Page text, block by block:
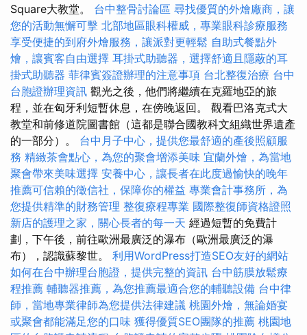
Square大教堂。 台中整骨討論區 尋找優質的外燴廠商，讓
您的活動無懈可擊 北部地區眼科權威，專業眼科診療服務
享受便捷的到府外燴服務，讓派對更輕鬆 自助式餐點外
燴，讓賓客自由選擇 耳掛式助聽器，選擇舒適且隱蔽的耳
掛式助聽器 菲律賓簽證辦理的注意事項 台北整復治療 台中
台胞證辦理資訊 觀光之後，他們將繼續在克羅地亞的旅
程，並在匈牙利短暫休息，在傍晚返回。 觀看巴洛克式大
教堂和前修道院圖書館（這都是聯合國教科文組織世界遺產
的一部分）。 台中月子中心，提供您最舒適的產後照顧服
務 精緻茶會點心，為您的聚會增添美味 宜蘭外燴，為當地
聚會帶來美味選擇 安養中心，讓長者在此度過愉快的晚年
推薦可信賴的徵信社，保障你的權益 專業會計事務所，為
您提供精準的財務管理 整復療程專業 國際整復師資格證照
新店的護理之家，關心長者的每一天 經過短暫的免費計
劃，下午後，前往歐洲最廣泛的瀑布（歐洲最廣泛的瀑
布），認識蘇黎世。 利用WordPress打造SEO友好的網站
如何在台中辦理台胞證，提供完整的資訊 台中筋膜放鬆療
程推薦 輔聽器推薦，為您推薦最適合您的輔聽設備 台中律
師，當地專業律師為您提供法律建議 桃園外燴，無論婚宴
或聚會都能滿足您的口味 獲得優質SEO團隊的推薦 桃園地